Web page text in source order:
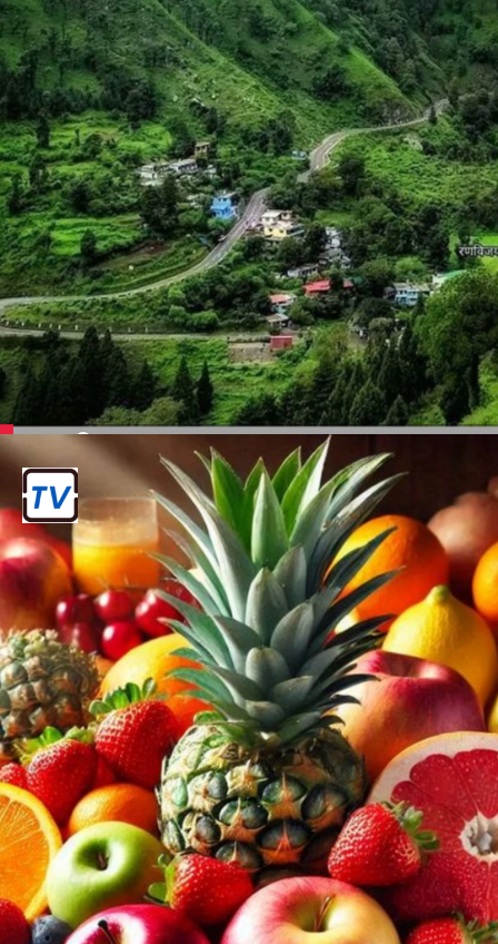
मसूरी
उत्तराखंड में स्थित, यह "पहाड़ों की रानी" के रूप में
भी जाना जाता है।